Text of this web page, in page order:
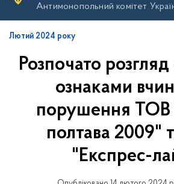
в
Антимонопольний комітет
Лютий 2024 року
Розпочато
ознаками
порушення
полтава 2009"
"Експрес-